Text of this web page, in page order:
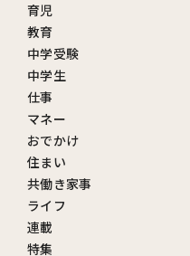
育児
教育
中学受験
中学生
仕事
マネー
おでかけ
住まい
共働き家事
ライフ
連載
特集